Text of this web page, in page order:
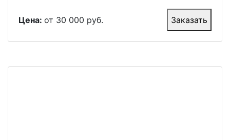
Цена: от 30 000 руб. Заказать